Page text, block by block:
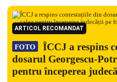
ARTICOL RECOMANDAT
FOTO
ÎCCJ a respins
dosarul Georgescu-
pentru începerea